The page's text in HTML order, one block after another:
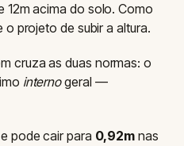
12m acima do solo. Como
o projeto de subir a altura.
cruza as duas normas: o
internogeral —
pode cair para 0,92m nas